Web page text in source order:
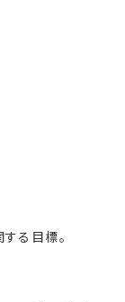
る目標。